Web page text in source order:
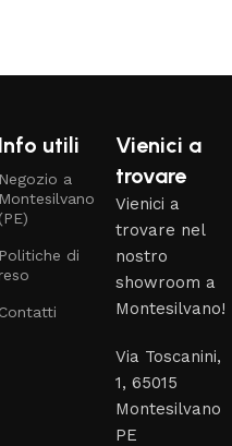
Info utili
Negozio a
Montesilvano
(PE)
Politiche di
reso
Contatti
Vienici a
trovare
Vienici a
trovare nel
nostro
showroom a
Montesilvano!
Via Toscanini,
1, 65015
Montesilvano
PE